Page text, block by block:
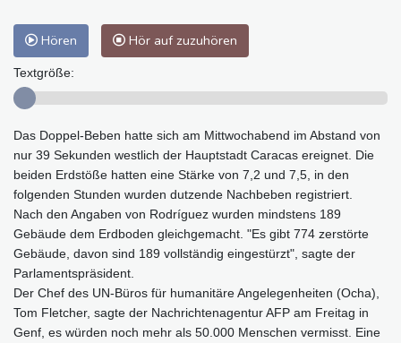
Hören Hör auf zuzuhören
Textgröße:
Das Doppel-Beben hatte sich am Mittwochabend im Abstand von
nur 39 Sekunden westlich der Hauptstadt Caracas ereignet. Die
beiden Erdstöße hatten eine Stärke von 7,2 und 7,5, in den
folgenden Stunden wurden dutzende Nachbeben registriert.
Nach den Angaben von Rodríguez wurden mindstens 189
Gebäude dem Erdboden gleichgemacht. "Es gibt 774 zerstörte
Gebäude, davon sind 189 vollständig eingestürzt", sagte der
Parlamentspräsident.
Der Chef des UN-Büros für humanitäre Angelegenheiten (Ocha),
Tom Fletcher, sagte der Nachrichtenagentur AFP am Freitag in
Genf, es würden noch mehr als 50.000 Menschen vermisst. Eine